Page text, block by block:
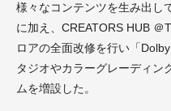
様々なコンテンツを生み出し
に加え、CREATORS HUB
ロアの全面改修を行い「
タジオやカラーグレーディン
ムを増設した。